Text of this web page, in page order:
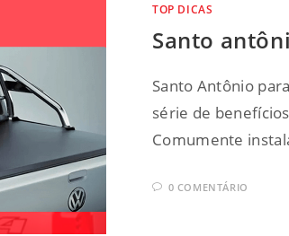
TOP DICAS
Santo
Santo Antônio
série de
Comumente
0 COMENTÁRIO